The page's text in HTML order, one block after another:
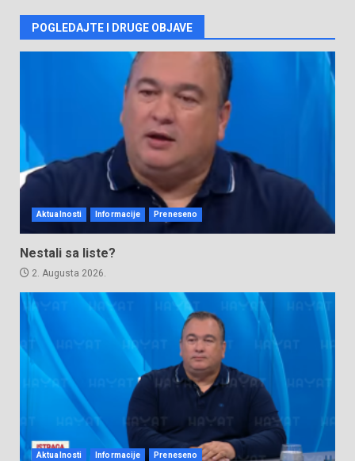
POGLEDAJTE I DRUGE OBJAVE
Aktualnosti Informacije Preneseno
Nestali sa liste?
2. Augusta 2026.
Aktualnosti Informacije Preneseno